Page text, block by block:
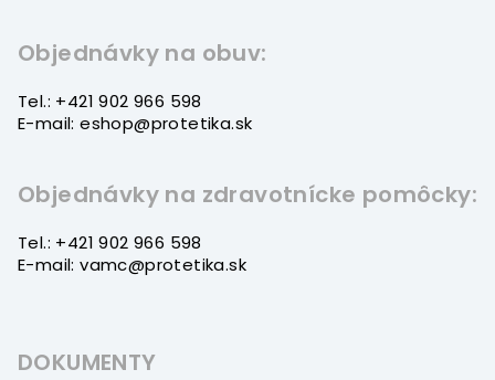
Objednávky na obuv:
Tel.: +421 902 966 598
E-mail: eshop@protetika.sk
Objednávky na zdravotnícke pomôcky:
Tel.: +421 902 966 598
E-mail: vamc@protetika.sk
DOKUMENTY